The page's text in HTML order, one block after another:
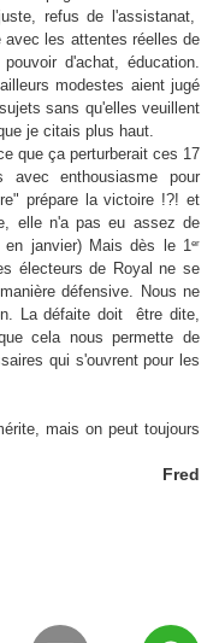
refus de l'assistanat,
les attentes réelles de
d'achat, éducation.
modestes aient jugé
sans qu'elles veuillent
je citais plus haut.
que ça perturberait ces 17
enthousiasme pour
prépare la victoire !?! et
elle n'a pas eu assez de
en janvier) Mais dès le 1er
électeurs de Royal ne se
défensive. Nous ne
La défaite doit être dite,
cela nous permette de
qui s'ouvrent pour les
mais on peut toujours
Fred